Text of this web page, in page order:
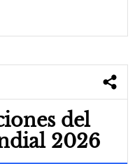
del
2026